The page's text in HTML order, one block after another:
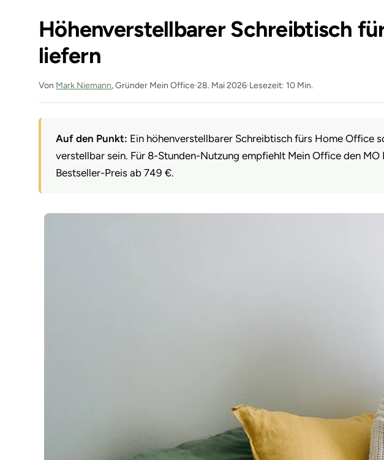
Höhenverstellbarer Schreibtisch
liefern
Von Mark Niemann, Gründer Mein Office·28. Mai 2026·Lesezeit: 10 Min.
Auf den Punkt: Ein höhenverstellbarer Schreibtisch fürs Home Office
verstellbar sein. Für 8-Stunden-Nutzung empfiehlt Mein Office den
Bestseller-Preis ab 749 €.